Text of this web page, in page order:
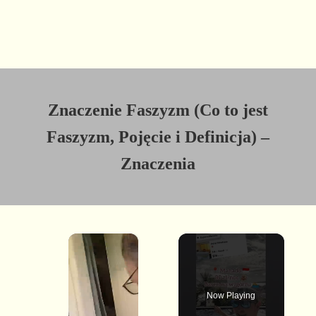
Znaczenie Faszyzm (Co to jest
Faszyzm, Pojęcie i Definicja) –
Znaczenia
×
Now Playing